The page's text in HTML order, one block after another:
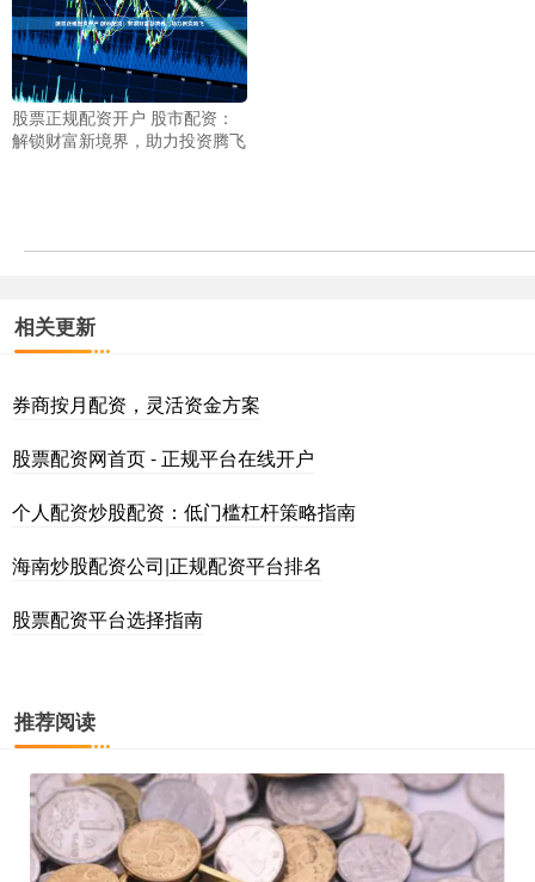
股票正规配资开户 股市配资：
解锁财富新境界，助力投资腾飞
相关更新
券商按月配资，灵活资金方案
股票配资网首页 - 正规平台在线开户
个人配资炒股配资：低门槛杠杆策略指南
海南炒股配资公司|正规配资平台排名
股票配资平台选择指南
推荐阅读